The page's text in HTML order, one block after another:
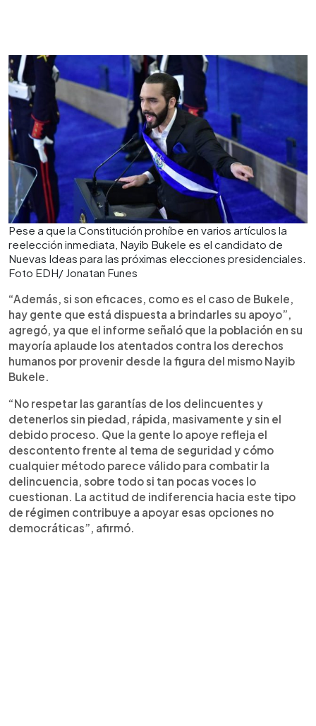
Pese a que la Constitución prohíbe en varios artículos la
reelección inmediata, Nayib Bukele es el candidato de
Nuevas Ideas para las próximas elecciones presidenciales.
Foto EDH/ Jonatan Funes
“Además, si son eficaces, como es el caso de Bukele,
hay gente que está dispuesta a brindarles su apoyo”,
agregó, ya que el informe señaló que la población en su
mayoría aplaude los atentados contra los derechos
humanos por provenir desde la figura del mismo Nayib
Bukele.
“No respetar las garantías de los delincuentes y
detenerlos sin piedad, rápida, masivamente y sin el
debido proceso. Que la gente lo apoye refleja el
descontento frente al tema de seguridad y cómo
cualquier método parece válido para combatir la
delincuencia, sobre todo si tan pocas voces lo
cuestionan. La actitud de indiferencia hacia este tipo
de régimen contribuye a apoyar esas opciones no
democráticas”, afirmó.